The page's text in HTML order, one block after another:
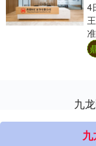
4
九
九